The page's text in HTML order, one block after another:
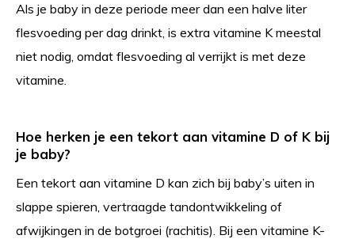
Als je baby in deze periode meer dan een halve liter
flesvoeding per dag drinkt, is extra vitamine K meestal
niet nodig, omdat flesvoeding al verrijkt is met deze
vitamine.
Hoe herken je een tekort aan vitamine D of K bij
je baby?
Een tekort aan vitamine D kan zich bij baby’s uiten in
slappe spieren, vertraagde tandontwikkeling of
afwijkingen in de botgroei (rachitis). Bij een vitamine K-